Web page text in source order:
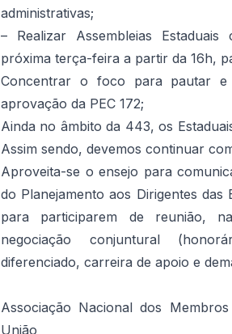
administrativas;
– Realizar Assembleias
próxima terça-feira a partir da 16h,
Concentrar o foco para pautar e
aprovação da PEC 172;
Ainda no âmbito da 443, os
Assim sendo, devemos continuar
Aproveita-se o ensejo para
do Planejamento aos Dirigentes das
para participarem de reunião,
negociação conjuntural
diferenciado, carreira de apoio e
Associação Nacional dos
União